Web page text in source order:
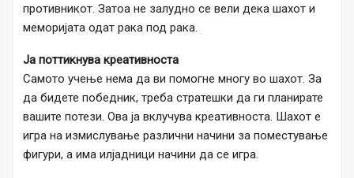
противникот. Затоа не залудно се вели дека шахот и
меморијата одат рака под рака.
Ја поттикнува креативноста
Самото учење нема да ви помогне многу во шахот. За
да бидете победник, треба стратешки да ги планирате
вашите потези. Ова ја вклучува креативноста. Шахот е
игра на измислување различни начини за поместување
фигури, а има илјадници начини да се игра.